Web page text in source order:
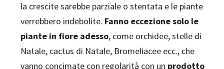
la crescite sarebbe parziale o stentata e le piante
verrebbero indebolite. Fanno eccezione solo le
piante in fiore adesso, come orchidee, stelle di
Natale, cactus di Natale, Bromeliacee ecc., che
vanno concimate con regolarità con un prodotto